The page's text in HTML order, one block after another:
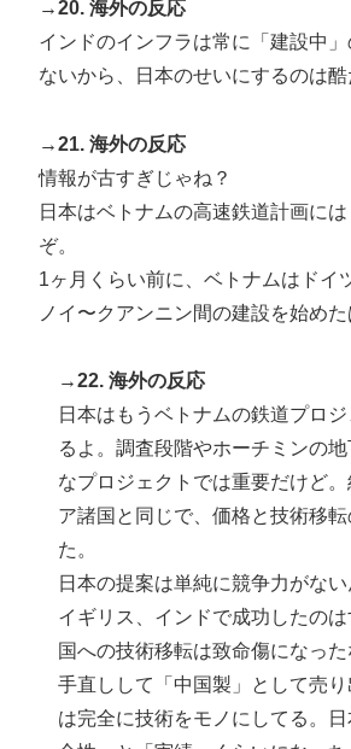
→20. 海外の反応
インドのインフラは常に「建設中
ないから、日本のせいにするのは酷
→21. 海外の反応
情報が古すぎじゃね？
日本はベトナムの高速鉄道計画に
ぞ。
1ヶ月くらい前に、ベトナムはドイ
ノイ〜クアンニン間の建設を始めた
→22. 海外の反応
日本はもうベトナムの鉄道プロ
るよ。調査段階やホーチミンの
なプロジェクトでは重要だけど
ア諸国と同じで、価格と技術移
た。
日本の提案は単純に競争力がない
イギリス、インドで成功したの
国への技術移転は致命傷になっ
手直しして「中国製」として売
は完全に技術をモノにしてる。